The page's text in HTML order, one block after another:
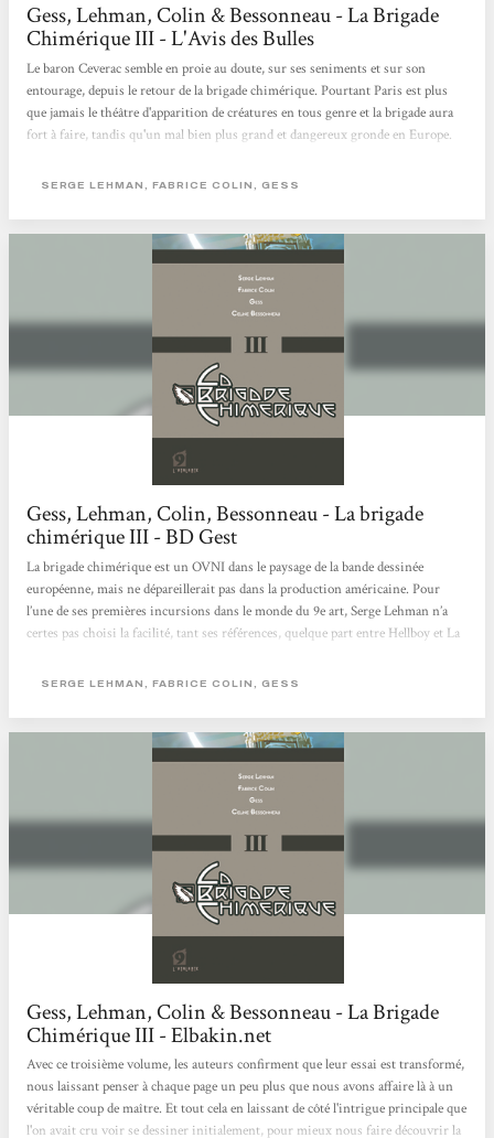
Gess, Lehman, Colin & Bessonneau - La Brigade
Chimérique III - L'Avis des Bulles
Le baron Ceverac semble en proie au doute, sur ses seniments et sur son
entourage, depuis le retour de la brigade chimérique. Pourtant Paris est plus
que jamais le théâtre d'apparition de créatures en tous genre et la brigade aura
fort à faire, tandis qu'un mal bien plus grand et dangereux gronde en Europe.
toujours concocté par les excellents Leiman et Colin , qui continuent de nous
mystère semble habiter chaque recoin de la ville. Ce tome...
SERGE LEHMAN, FABRICE COLIN, GESS
Gess, Lehman, Colin, Bessonneau - La brigade
chimérique III - BD Gest
La brigade chimérique est un OVNI dans le paysage de la bande dessinée
européenne, mais ne dépareillerait pas dans la production américaine. Pour
l’une de ses premières incursions dans le monde du 9e art, Serge Lehman n’a
certes pas choisi la facilité, tant ses références, quelque part entre Hellboy et La
effet, d’afficher des influences si typées sans tomber dans le plagiat ou la
avec La saison de la couloeuvre,...
SERGE LEHMAN, FABRICE COLIN, GESS
Gess, Lehman, Colin & Bessonneau - La Brigade
Chimérique III - Elbakin.net
Avec ce troisième volume, les auteurs confirment que leur essai est transformé,
nous laissant penser à chaque page un peu plus que nous avons affaire là à un
véritable coup de maître. Et tout cela en laissant de côté l'intrigue principale que
l'on avait cru voir se dessiner initialement, pour mieux nous faire découvrir la